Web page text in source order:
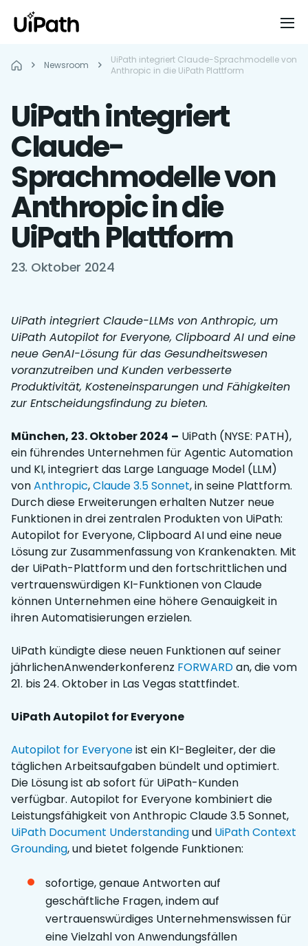
Newsroom
UiPath integriert Claude-Sprachmodelle von
Anthropic in die UiPath Plattform
UiPath integriert
Claude-
Sprachmodelle von
Anthropic in die
UiPath Plattform
23. Oktober 2024
UiPath integriert Claude-LLMs von Anthropic, um
UiPath Autopilot for Everyone, Clipboard AI und eine
neue GenAI-Lösung für das Gesundheitswesen
voranzutreiben und Kunden verbesserte
Produktivität, Kosteneinsparungen und Fähigkeiten
zur Entscheidungsfindung zu bieten.
München, 23. Oktober 2024 – UiPath (NYSE: PATH),
ein führendes Unternehmen für Agentic Automation
und KI, integriert das Large Language Model (LLM)
vonAnthropic,Claude 3.5 Sonnet, in seine Plattform.
Durch diese Erweiterungen erhalten Nutzer neue
Funktionen in drei zentralen Produkten von UiPath:
Autopilot for Everyone, Clipboard AI und eine neue
Lösung zur Zusammenfassung von Krankenakten. Mit
der UiPath-Plattform und den fortschrittlichen und
vertrauenswürdigen KI-Funktionen von Claude
können Unternehmen eine höhere Genauigkeit in
ihren Automatisierungen erzielen.
UiPath kündigte diese neuen Funktionen auf seiner
jährlichenAnwenderkonferenz FORWARDan, die vom
21. bis 24. Oktober in Las Vegas stattfindet.
UiPath Autopilot for Everyone
Autopilot for Everyoneist ein KI-Begleiter, der die
täglichen Arbeitsaufgaben bündelt und optimiert.
Die Lösung ist ab sofort für UiPath-Kunden
verfügbar. Autopilot for Everyone kombiniert die
Leistungsfähigkeit von Anthropic Claude 3.5 Sonnet,
UiPath Document Understandingund UiPath Context
Grounding, und bietet folgende Funktionen:
sofortige, genaue Antworten auf
geschäftliche Fragen, indem auf
vertrauenswürdiges Unternehmenswissen für
eine Vielzahl von Anwendungsfällen